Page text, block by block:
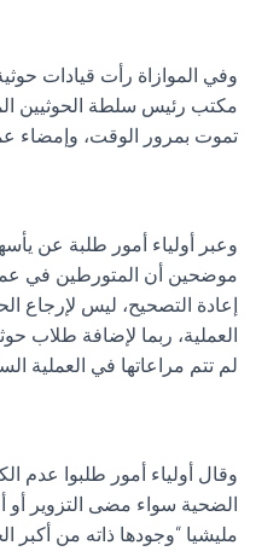
وفي الموازاة رأت قيادات
مكتب رئيس سلطة الحوثيين
تموت بمرور الوقت، وإمضاء
وعبر أولياء أمور طلبة عن
موضحين أن المتورطين في
إعادة التصحيح، ليس لإرجاع
العملية، ربما لإضافة طلاب
لم تتم مراعاتها في العملية
وقال أولياء أمور طلبوا عدم
الضحية سواء مضى التزوير أو
مليشيا “وجودها ذاته من أكبر